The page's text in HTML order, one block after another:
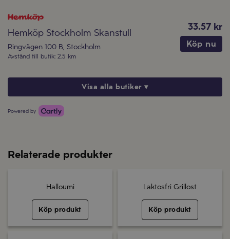
Hemköp Stockholm Skanstull
Ringvägen 100 B, Stockholm
Avstånd till butik: 2.5 km
33.57 kr
Köp nu
Visa alla butiker ▾
Powered by
Relaterade produkter
Halloumi
Köp produkt
Laktosfri Grillost
Köp produkt